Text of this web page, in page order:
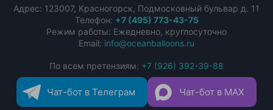
Адрес: 123007, Красногорск, Подмосковный бульвар д. 11
Телефон: +7 (495) 773-43-75
Режим работы: Ежедневно, круглосуточно
Email: info@oceanballoons.ru
По всем претензиям: +7 (926) 392-39-88
Чат-бот в Телеграм Чат-бот в MAX